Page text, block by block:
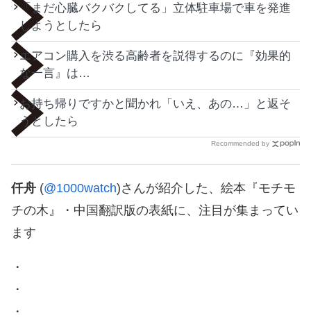
「まだ心臓バクバクしてる」立体駐車場で車を発進
しようとしたら
エアコン購入を渋る高齢者を説得するのに『効果的
な一言』は…
お持ち帰りですかと聞かれ「いえ、あの…」と返そ
うとしたら
Recommended by
仟舟 (@1000watch)さんが紹介した、絵本『モチモ
チの木』・中国翻訳版の表紙に、注目が集まってい
ます
・
・
・